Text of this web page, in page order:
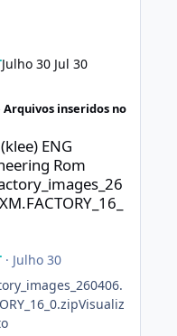
Julho 30 Jul 30
inseridos no
ENG
Rom
· Julho 30